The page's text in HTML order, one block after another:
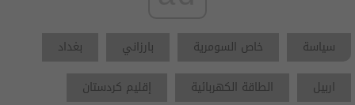
سياسة خاص السومرية بارزاني
بغداد
اربيل
الطاقة الكهربائية
إقليم كردستان